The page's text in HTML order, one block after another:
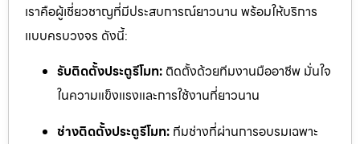
เราคือผู้เชี่ยวชาญที่มีประสบการณ์ยาวนาน พร้อมให้บริการ
แบบครบวงจร ดังนี้:
รับติดตั้งประตูรีโมท: ติดตั้งด้วยทีมงานมืออาชีพ มั่นใจ
ในความแข็งแรงและการใช้งานที่ยาวนาน
ช่างติดตั้งประตูรีโมท: ทีมช่างที่ผ่านการอบรมเฉพาะ